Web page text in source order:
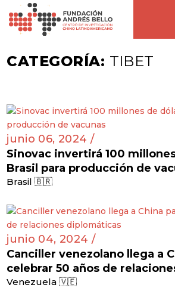
CATEGORÍA: TIBET
junio 06, 2024 /
Sinovac invertirá 100
Brasil para producción de
Brasil 🇧🇷
junio 04, 2024 /
Canciller venezolano llega a
celebrar 50 años de
Venezuela 🇻🇪